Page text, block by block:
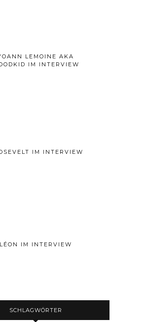
LEMOINE AKA
IM INTERVIEW
IM INTERVIEW
LÉON IM INTERVIEW
SCHLAGWÖRTER